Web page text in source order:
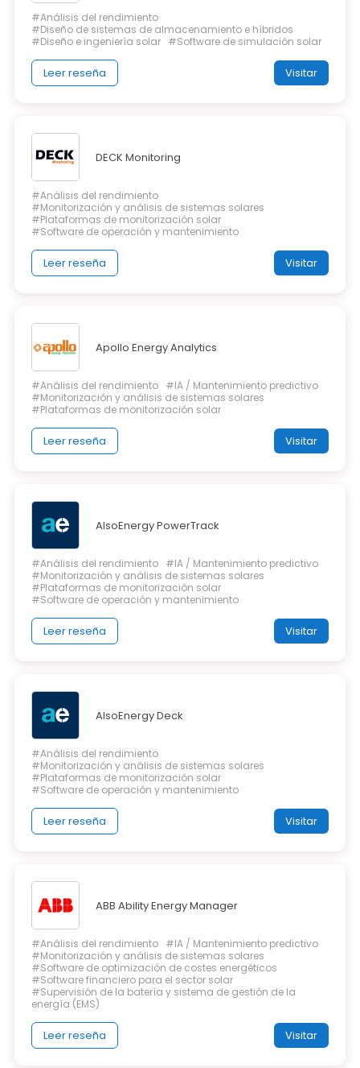
#Análisis del rendimiento
#Diseño de sistemas de almacenamiento e híbridos
#Diseño e ingeniería solar #Software de simulación solar
Leer reseña Visitar
DECK Monitoring
#Análisis del rendimiento
#Monitorización y análisis de sistemas solares
#Plataformas de monitorización solar
#Software de operación y mantenimiento
Leer reseña Visitar
Apollo Energy Analytics
#Análisis del rendimiento #IA / Mantenimiento predictivo
#Monitorización y análisis de sistemas solares
#Plataformas de monitorización solar
Leer reseña Visitar
AlsoEnergy PowerTrack
#Análisis del rendimiento #IA / Mantenimiento predictivo
#Monitorización y análisis de sistemas solares
#Plataformas de monitorización solar
#Software de operación y mantenimiento
Leer reseña Visitar
AlsoEnergy Deck
#Análisis del rendimiento
#Monitorización y análisis de sistemas solares
#Plataformas de monitorización solar
#Software de operación y mantenimiento
Leer reseña Visitar
ABB Ability Energy Manager
#Análisis del rendimiento #IA / Mantenimiento predictivo
#Monitorización y análisis de sistemas solares
#Software de optimización de costes energéticos
#Software financiero para el sector solar
#Supervisión de la batería y sistema de gestión de la
energía (EMS)
Leer reseña Visitar